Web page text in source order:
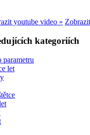
youtube video »
kategoriích
parametru
let